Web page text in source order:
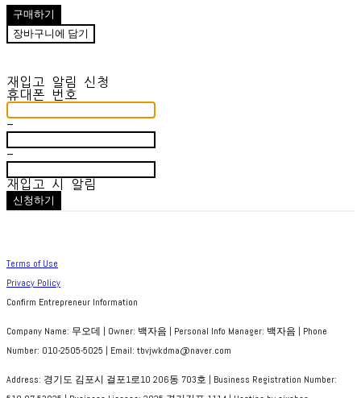
구매하기
장바구니에 담기
재입고 알림 신청
휴대폰 번호
-
-
재입고 시 알림
신청하기
Terms of Use
Privacy Policy
Confirm Entrepreneur Information
Company Name: 무오데 | Owner: 백자음 | Personal Info Manager: 백자음 | Phone
Number: 010-2505-5025 | Email: tbvjwkdma@naver.com
Address: 경기도 김포시 걸포1로10 206동 703호 | Business Registration Number: